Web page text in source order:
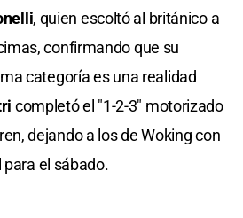
, quien escoltó al británico a
confirmando que su
categoría es una realidad
completó el "1-2-3" motorizado
dejando a los de Woking con
el sábado.